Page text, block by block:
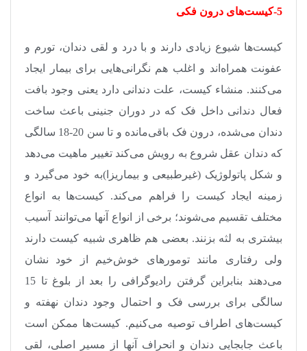
5-کیست‌های درون فکی
کیست‌ها شیوع زیادی دارند و با درد و لقی دندان‌، تورم و
عفونت همراه‌اند و اغلب هم نگرانی‌هایی برای بیمار ایجاد
می‌کنند. منشاء کیست، علت دندانی دارد یعنی وجود بافت
فعال دندانی داخل فک که در دوران جنینی باعث ساخت
دندان می‌شده، درون فک باقی‌مانده و تا سن 20-18 سالگی
که دندان عقل شروع به رویش می‌کند تغییر ماهیت می‌دهد
و شکل پاتولوژیک (غیرطبیعی و بیماریزا)به خود می‌گیرد و
زمینه ایجاد کیست را فراهم می‌کند. کیست‌ها به انواع
مختلف تقسیم می‌شوند؛ برخی از انواع آنها می‌توانند آسیب
بیشتری به لثه بزنند. بعضی هم ظاهری شبیه کیست دارند
ولی رفتاری مانند تومورهای خوش‌خیم از خود نشان
می‌دهند بنابراین گرفتن رادیوگرافی را بعد از بلوغ تا 15
سالگی برای بررسی فک و احتمال وجود دندان نهفته و
کیست‌های اطراف توصیه می‌کنیم. کیست‌ها ممکن است
باعث جابجایی دندان و انحراف آنها از مسیر اصلی، لقی